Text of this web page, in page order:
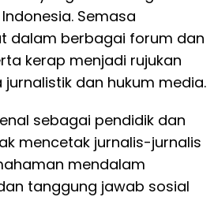
Semasa
dalam berbagai forum dan
kerap menjadi rujukan
dan hukum media.
sebagai pendidik dan
mencetak jurnalis-jurnalis
mendalam
tanggung jawab sosial